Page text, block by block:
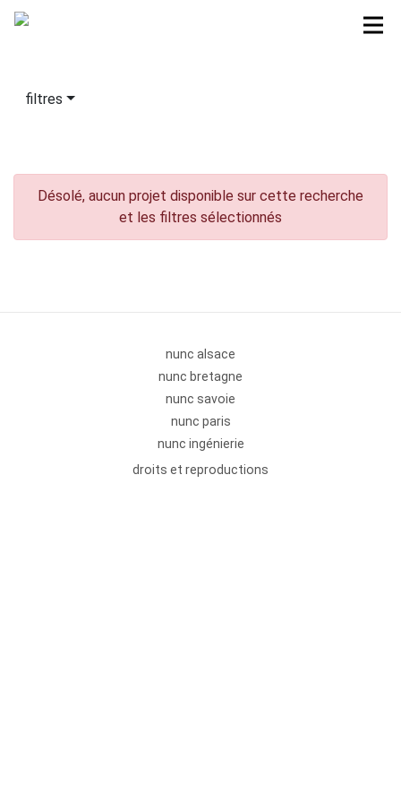
filtres
Désolé, aucun projet disponible sur cette recherche
et les filtres sélectionnés
nunc alsace
nunc bretagne
nunc savoie
nunc paris
nunc ingénierie
droits et reproductions